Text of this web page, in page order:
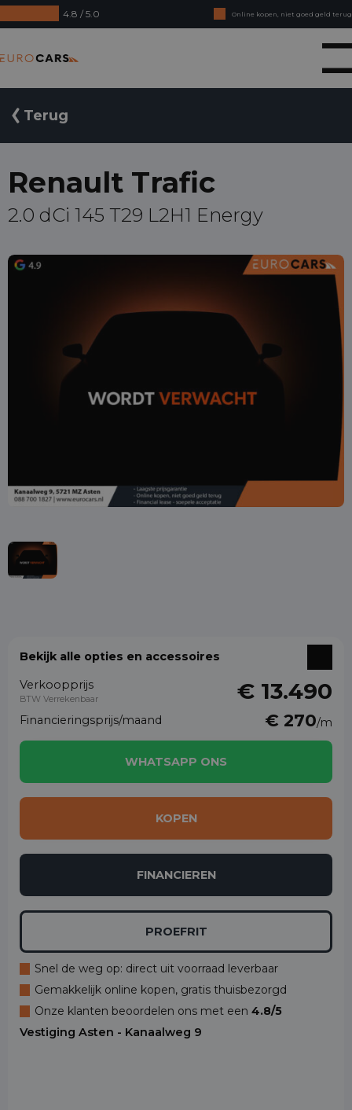
4.8 / 5.0
Online kopen, niet goed geld terug
Financial lease - Soepele acceptatie
Terug
Renault Trafic
2.0 dCi 145 T29 L2H1 Energy
Bekijk alle opties en accessoires
Verkoopprijs
BTW Verrekenbaar € 13.490
Financieringsprijs/maand € 270/m
WHATSAPP ONS
KOPEN
FINANCIEREN
PROEFRIT
Snel de weg op: direct uit voorraad leverbaar
Gemakkelijk online kopen, gratis thuisbezorgd
Onze klanten beoordelen ons met een 4.8/5
Vestiging Asten - Kanaalweg 9